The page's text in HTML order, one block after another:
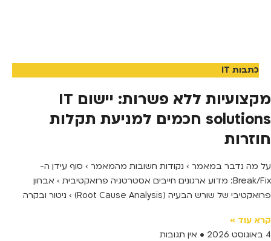
כתבות IT
מקצועיות ללא פשרות: יישום IT
solutions חכמים למניעת תקלות
חוזרות
על מה נדבר במאמר › נקודות חשובות מהמאמר › סוף עידן ה-
Break/Fix: מדוע ארגונים חייבים אסטרטגיה פרואקטיבית › אבחון
פרואקטיבי של שורש הבעיה (Root Cause Analysis) › ניטור ובקרה
קרא עוד »
4 באוגוסט 2026
אין תגובות